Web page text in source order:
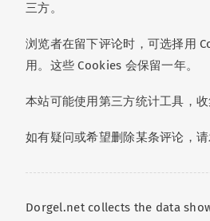
三方。
浏览者在留下评论时，可选择用
用。这些 Cookies 会保留一年。
本站可能使用第三方统计工具，收
如有疑问或希望删除某条评论，
Dorgel.net collects the data